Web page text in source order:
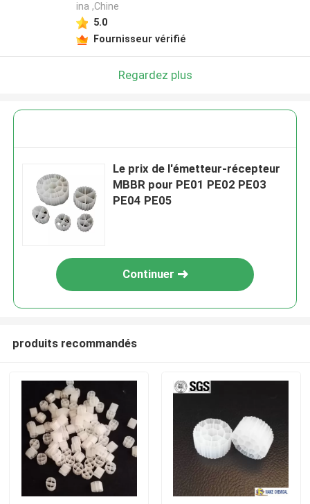
ina ,Chine
5.0
Fournisseur vérifié
Regardez plus
Le prix de l'émetteur-récepteur
MBBR pour PE01 PE02 PE03
PE04 PE05
Continuer
produits recommandés